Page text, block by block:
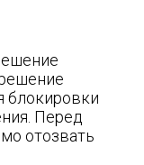
блокировки
Перед
отозвать